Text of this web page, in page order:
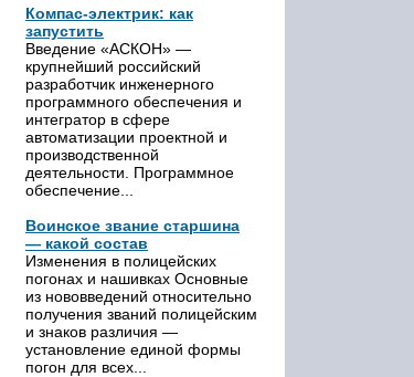
Компас-электрик: как
запустить
Введение «АСКОН» —
крупнейший российский
разработчик инженерного
программного обеспечения и
интегратор в сфере
автоматизации проектной и
производственной
деятельности. Программное
обеспечение...
Воинское звание старшина
— какой состав
Изменения в полицейских
погонах и нашивках Основные
из нововведений относительно
получения званий полицейским
и знаков различия —
установление единой формы
погон для всех...